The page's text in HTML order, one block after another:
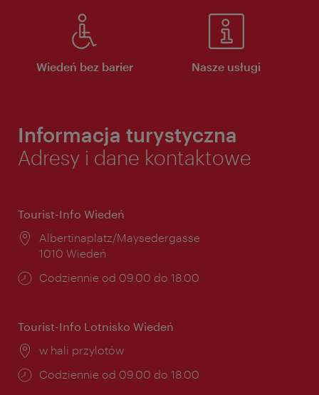
Wiedeń bez barier Nasze usługi
Informacja turystyczna
Adresy i dane kontaktowe
Tourist-Info Wiedeń
Miejsce:
Albertinaplatz/Maysedergasse
1010 Wiedeń
Godziny
Codziennie od 09.00 do 18.00
Tourist-Info Lotnisko Wiedeń
Miejsce:
w hali przylotów
Godziny
Codziennie od 09.00 do 18.00